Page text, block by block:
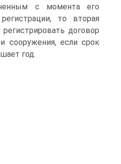
с момента его
то вторая
договор
сооружения, если срок
год.